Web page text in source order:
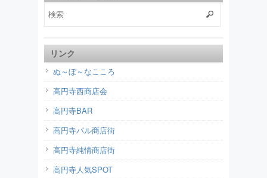
リンク
ぬ～ぼ～なこころ
高円寺西商店会
高円寺BAR
高円寺パル商店街
高円寺純情商店街
高円寺人気SPOT